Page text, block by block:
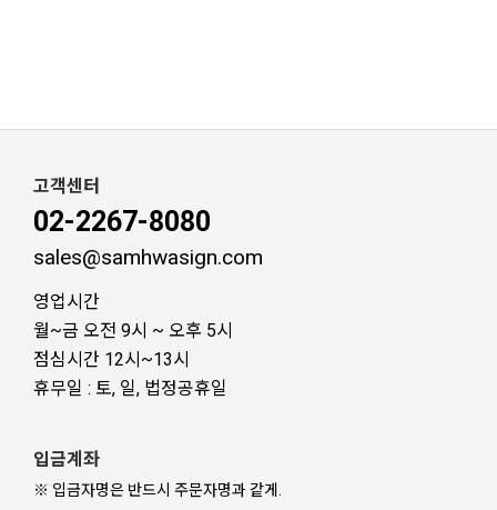
고객센터
02-2267-8080
sales@samhwasign.com
영업시간
월~금 오전 9시 ~ 오후 5시
점심시간 12시~13시
휴무일 : 토, 일, 법정공휴일
입금계좌
※ 입금자명은 반드시 주문자명과 같게.